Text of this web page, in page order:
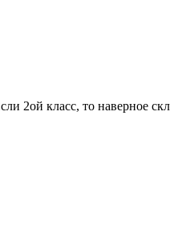
2ой класс, то наверное